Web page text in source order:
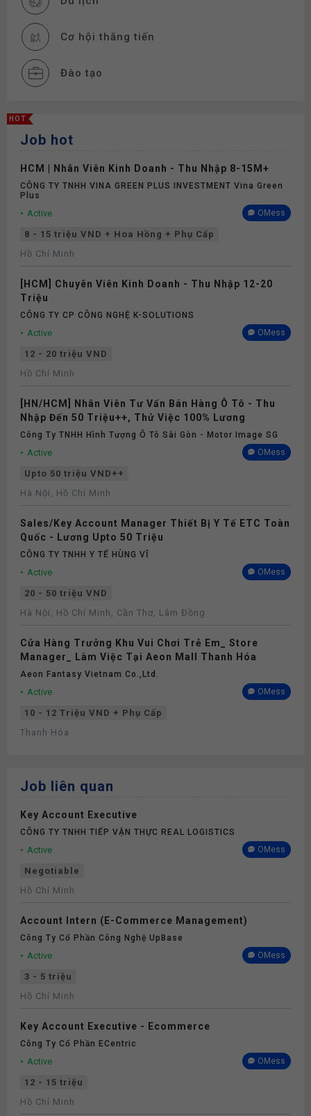
Cơ hội thăng tiến
Đào tạo
Nghỉ phép
Bảo hiểm
HOT
Job hot
HCM | Nhân Viên Kinh Doanh - Thu Nhập 8-15M+
CÔNG TY TNHH VINA GREEN PLUS INVESTMENT Vina Green
Plus
Active OMess
8 - 15 triệu VND + Hoa Hồng + Phụ Cấp
Hồ Chí Minh
[HCM] Chuyên Viên Kinh Doanh - Thu Nhập 12-20
Triệu
CÔNG TY CP CÔNG NGHỆ K-SOLUTIONS
Active OMess
12 - 20 triệu VND
Hồ Chí Minh
[HN/HCM] Nhân Viên Tư Vấn Bán Hàng Ô Tô - Thu
Nhập Đến 50 Triệu++, Thử Việc 100% Lương
Công Ty TNHH Hình Tượng Ô Tô Sài Gòn - Motor Image SG
Active OMess
Upto 50 triệu VND++
Hà Nội, Hồ Chí Minh
Sales/Key Account Manager Thiết Bị Y Tế ETC Toàn
Quốc - Lương Upto 50 Triệu
CÔNG TY TNHH Y TẾ HÙNG VĨ
Active OMess
20 - 50 triệu VND
Hà Nội, Hồ Chí Minh, Cần Thơ, Lâm Đồng
Cửa Hàng Trưởng Khu Vui Chơi Trẻ Em_ Store
Manager_ Làm Việc Tại Aeon Mall Thanh Hóa
Aeon Fantasy Vietnam Co.,ltd.
Active OMess
10 - 12 Triệu VND + Phụ Cấp
Thanh Hóa
Job liên quan
Key Account Executive
CÔNG TY TNHH TIẾP VẬN THỰC REAL LOGISTICS
Active OMess
Negotiable
Hồ Chí Minh
Account Intern (E-Commerce Management)
Công Ty Cổ Phần Công Nghệ UpBase
Active OMess
3 - 5 triệu
Hồ Chí Minh
Key Account Executive - Ecommerce
Công Ty Cổ Phần ECentric
Active OMess
12 - 15 triệu
Hồ Chí Minh